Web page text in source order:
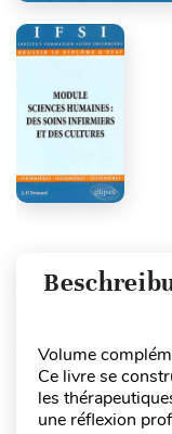
Volume
Ce livre se
les
une réflexion